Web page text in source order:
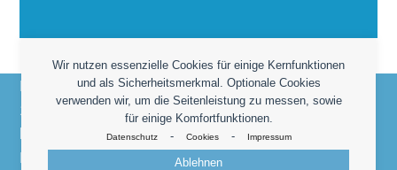
Wir nutzen essenzielle Cookies für einige Kernfunktionen
und als Sicherheitsmerkmal. Optionale Cookies
verwenden wir, um die Seitenleistung zu messen, sowie
für einige Komfortfunktionen.
Datenschutz - Cookies - Impressum
Ablehnen
Heidrun Jürgens Personaldienstleistungen - Seit
1998 Ihr kompetenter Partner für die Vermittlung
kaufmännischer Fach- und Führungskräfte am
Hamburger Markt.